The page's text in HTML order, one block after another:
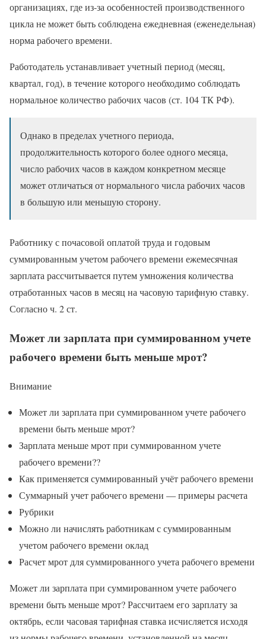
организациях, где из-за особенностей производственного
цикла не может быть соблюдена ежедневная (еженедельная)
норма рабочего времени.
Работодатель устанавливает учетный период (месяц,
квартал, год), в течение которого необходимо соблюдать
нормальное количество рабочих часов (ст. 104 ТК РФ).
Однако в пределах учетного периода,
продолжительность которого более одного месяца,
число рабочих часов в каждом конкретном месяце
может отличаться от нормального числа рабочих часов
в большую или меньшую сторону.
Работнику с почасовой оплатой труда и годовым
суммированным учетом рабочего времени ежемесячная
зарплата рассчитывается путем умножения количества
отработанных часов в месяц на часовую тарифную ставку.
Согласно ч. 2 ст.
Может ли зарплата при суммированном учете
рабочего времени быть меньше мрот?
Внимание
Может ли зарплата при суммированном учете рабочего
времени быть меньше мрот?
Зарплата меньше мрот при суммированном учете
рабочего времени??
Как применяется суммированный учёт рабочего времени
Суммарный учет рабочего времени — примеры расчета
Рубрики
Можно ли начислять работникам с суммированным
учетом рабочего времени оклад
Расчет мрот для суммированного учета рабочего времени
Может ли зарплата при суммированном учете рабочего
времени быть меньше мрот? Рассчитаем его зарплату за
октябрь, если часовая тарифная ставка исчисляется исходя